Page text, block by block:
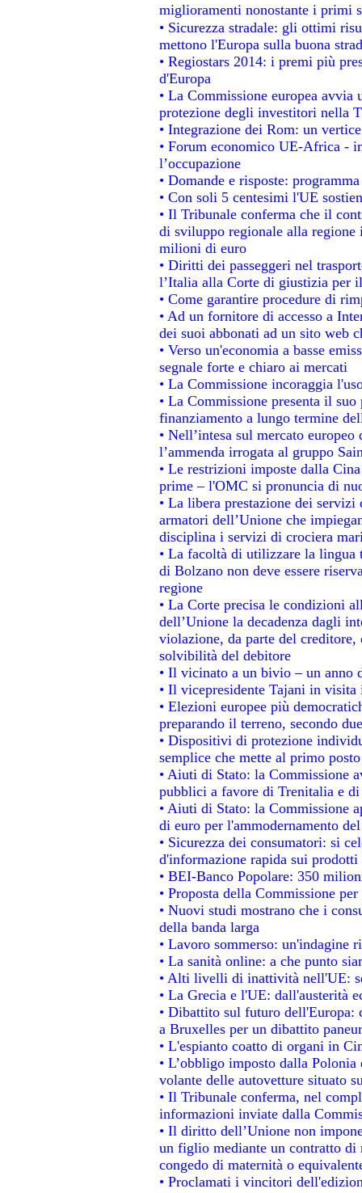
miglioramenti nonostante i primi
• Sicurezza stradale: gli ottimi
mettono l'Europa sulla buona
• Regiostars 2014: i premi più
d'Europa
• La Commissione europea
protezione degli investitori nella
• Integrazione dei Rom: un
• Forum economico UE-Africa -
l’occupazione
• Domande e risposte:
• Con soli 5 centesimi l'UE
• Il Tribunale conferma che il
di sviluppo regionale alla regione
milioni di euro
• Diritti dei passeggeri nel
l’Italia alla Corte di giustizia per
• Come garantire procedure di
• Ad un fornitore di accesso a
dei suoi abbonati ad un sito web
• Verso un'economia a basse
segnale forte e chiaro ai mercati
• La Commissione incoraggia
• La Commissione presenta il
finanziamento a lungo termine
• Nell’intesa sul mercato
l’ammenda irrogata al gruppo
• Le restrizioni imposte dalla
prime – l'OMC si pronuncia di
• La libera prestazione dei
armatori dell’Unione che
disciplina i servizi di crociera
• La facoltà di utilizzare la
di Bolzano non deve essere
regione
• La Corte precisa le condizioni
dell’Unione la decadenza dagli
violazione, da parte del
solvibilità del debitore
• Il vicinato a un bivio – un anno
• Il vicepresidente Tajani in
• Elezioni europee più
preparando il terreno, secondo
• Dispositivi di protezione
semplice che mette al primo
• Aiuti di Stato: la Commissione
pubblici a favore di Trenitalia e
• Aiuti di Stato: la Commissione
di euro per l'ammodernamento
• Sicurezza dei consumatori: si
d'informazione rapida sui
• BEI-Banco Popolare: 350
• Proposta della Commissione
• Nuovi studi mostrano che i
della banda larga
• Lavoro sommerso: un'indagine
• La sanità online: a che punto
• Alti livelli di inattività nell'UE:
• La Grecia e l'UE: dall'austerità
• Dibattito sul futuro
a Bruxelles per un dibattito
• L'espianto coatto di organi in
• L’obbligo imposto dalla
volante delle autovetture situato
• Il Tribunale conferma, nel
informazioni inviate dalla
• Il diritto dell’Unione non
un figlio mediante un contratto di
congedo di maternità o
• Proclamati i vincitori